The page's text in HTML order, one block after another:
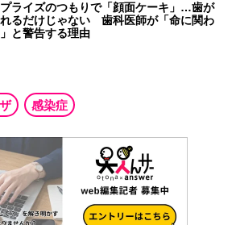
ライズのつもりで「顔面ケーキ」…歯が
るだけじゃない 歯科医師が「命に関わ
と警告する理由
感染症